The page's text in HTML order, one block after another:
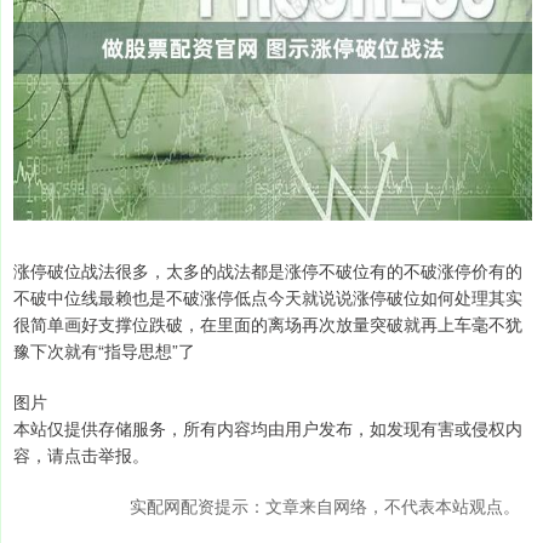
涨停破位战法很多，太多的战法都是涨停不破位有的不破涨停价有的
不破中位线最赖也是不破涨停低点今天就说说涨停破位如何处理其实
很简单画好支撑位跌破，在里面的离场再次放量突破就再上车毫不犹
豫下次就有“指导思想”了
图片
本站仅提供存储服务，所有内容均由用户发布，如发现有害或侵权内
容，请点击举报。
实配网配资提示：文章来自网络，不代表本站观点。